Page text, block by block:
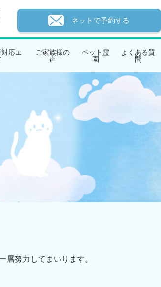
ネットで予約する
応エ
ご家族様の
声
ペット霊
園
よくある質
問
層努力してまいります。